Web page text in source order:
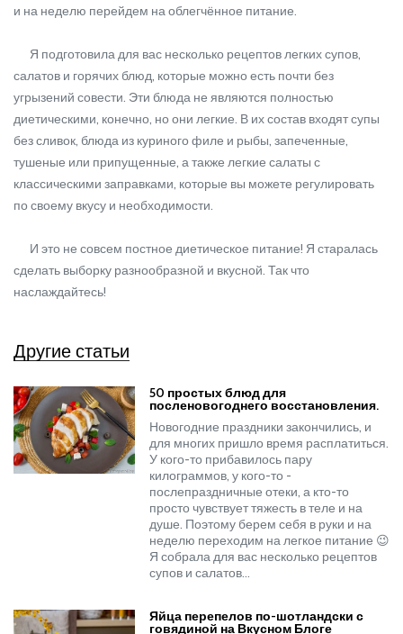
и на неделю перейдем на облегчённое питание.
Я подготовила для вас несколько рецептов легких супов,
салатов и горячих блюд, которые можно есть почти без
угрызений совести. Эти блюда не являются полностью
диетическими, конечно, но они легкие. В их состав входят супы
без сливок, блюда из куриного филе и рыбы, запеченные,
тушеные или припущенные, а также легкие салаты с
классическими заправками, которые вы можете регулировать
по своему вкусу и необходимости.
И это не совсем постное диетическое питание! Я старалась
сделать выборку разнообразной и вкусной. Так что
наслаждайтесь!
Другие статьи
50 простых блюд для
посленовогоднего восстановления.
Новогодние праздники закончились, и
для многих пришло время расплатиться.
У кого-то прибавилось пару
килограммов, у кого-то -
послепраздничные отеки, а кто-то
просто чувствует тяжесть в теле и на
душе. Поэтому берем себя в руки и на
неделю переходим на легкое питание 😉
Я собрала для вас несколько рецептов
супов и салатов…
Яйца перепелов по-шотландски с
говядиной на Вкусном Блоге